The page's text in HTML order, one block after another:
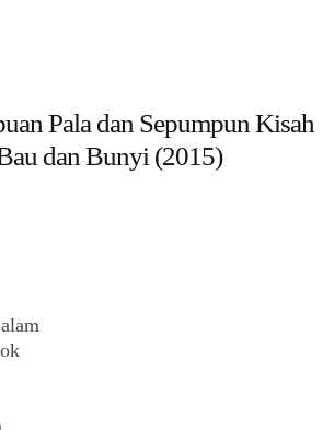
Pala dan Sepumpun Kisah
dan Bunyi (2015)